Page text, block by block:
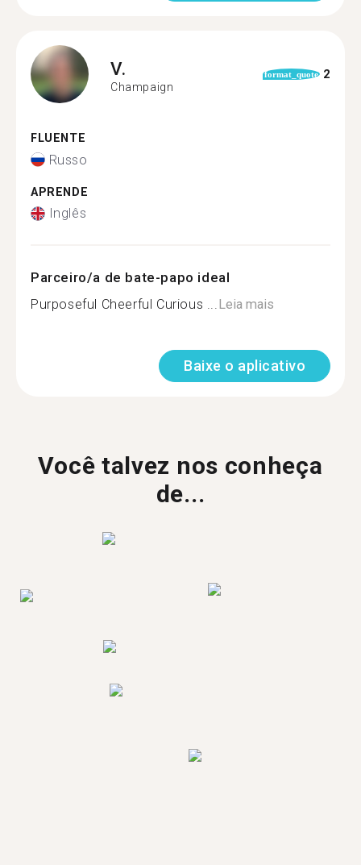
V.
Champaign
format_quote 2
FLUENTE
Russo
APRENDE
Inglês
Parceiro/a de bate-papo ideal
Purposeful Cheerful Curious ...Leia mais
Baixe o aplicativo
Você talvez nos conheça
de...